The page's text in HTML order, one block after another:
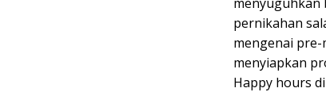
pernikahan
mengenai pre-
menyiapkan
Happy hours